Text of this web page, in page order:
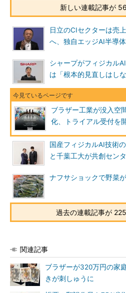
新しい連載記事が
日立のCIセクターは売
へ、独自エッジAI半導
シャープがフィジカル
は「根本的見直しはしな
ブラザー工業が没入空
化、トライアル受付を
国産フィジカルAI技術
と千葉工大が共創セン
ナフサショックで野菜
過去の連載記事が
関連記事
ブラザーが320万円の家
きが刺しゅうに